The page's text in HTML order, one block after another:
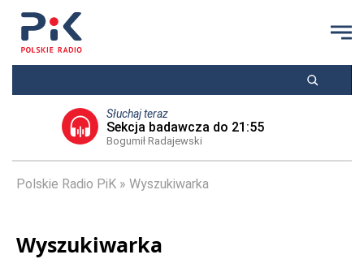
Słuchaj teraz
Sekcja badawcza do 21:55
Bogumił Radajewski
Polskie Radio PiK Wyszukiwarka
Wyszukiwarka